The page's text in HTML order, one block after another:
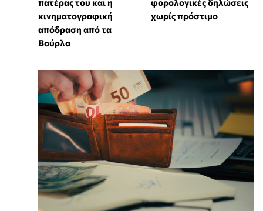
πατέρας του και η
κινηματογραφική
απόδραση από τα
Βούρλα
φορολογικές δηλώσεις
χωρίς πρόστιμο